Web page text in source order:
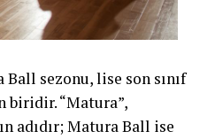
Ball sezonu, lise son sınıf
biridir. “Matura”,
adıdır; Matura Ball ise